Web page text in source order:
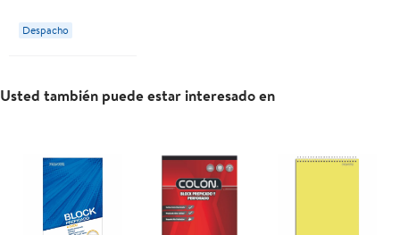
Despacho
Usted también puede estar interesado en